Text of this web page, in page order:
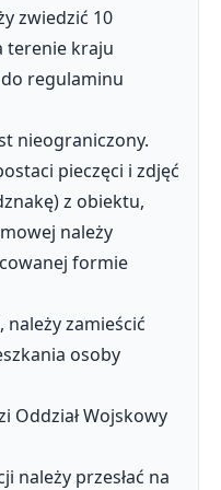
zwiedzić 10
terenie kraju
regulaminu
nieograniczony.
pieczęci i zdjęć
z obiektu,
należy
formie
zamieścić
osoby
Oddział Wojskowy
należy przesłać na